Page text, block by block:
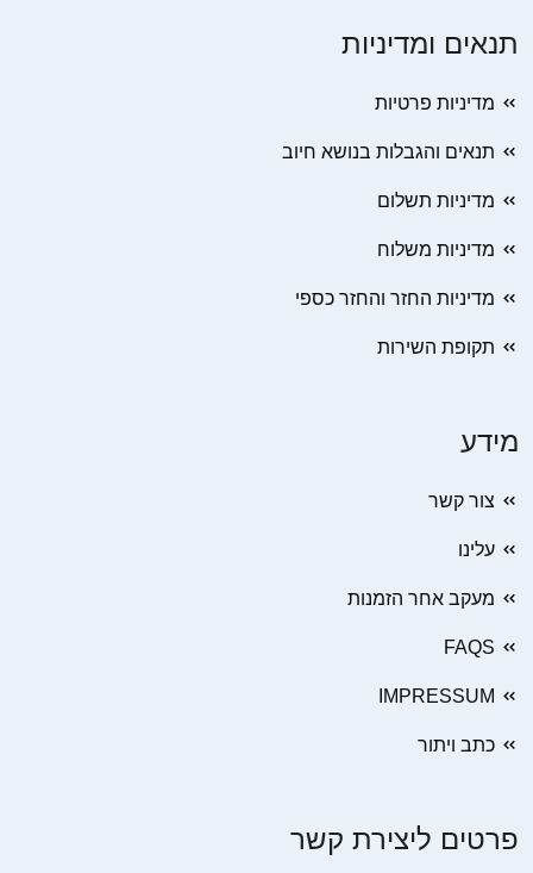
תנאים ומדיניות
מדיניות פרטיות
תנאים והגבלות בנושא חיוב
מדיניות תשלום
מדיניות משלוח
מדיניות החזר והחזר כספי
תקופת השירות
מידע
צור קשר
עלינו
מעקב אחר הזמנות
FAQS
IMPRESSUM
כתב ויתור
פרטים ליצירת קשר